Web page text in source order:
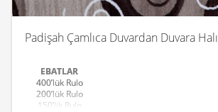
Padişah Çamlıca Duvardan Duvara Halı
EBATLAR
400’lük Rulo
200’lük Rulo
150’lik Rulo